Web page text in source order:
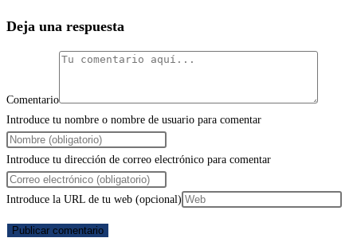
Deja una respuesta
Comentario
Introduce tu nombre o nombre de usuario para comentar
Introduce tu dirección de correo electrónico para comentar
Introduce la URL de tu web (opcional)